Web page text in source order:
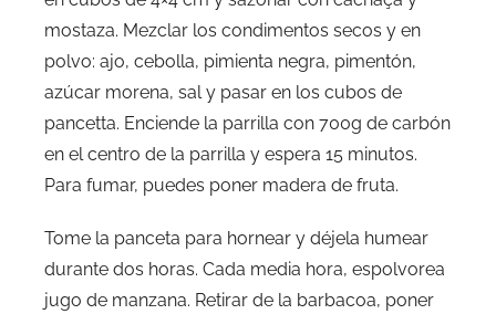
mostaza. Mezclar los condimentos secos y en
polvo: ajo, cebolla, pimienta negra, pimentón,
azúcar morena, sal y pasar en los cubos de
pancetta. Enciende la parrilla con 700g de carbón
en el centro de la parrilla y espera 15 minutos.
Para fumar, puedes poner madera de fruta.
Tome la panceta para hornear y déjela humear
durante dos horas. Cada media hora, espolvorea
jugo de manzana. Retirar de la barbacoa, poner